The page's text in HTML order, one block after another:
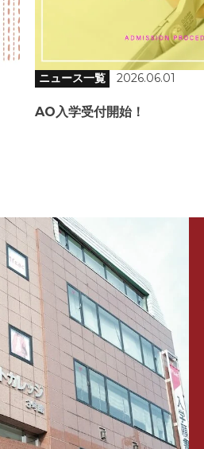
ニュース一覧 2026.06.01
AO入学受付開始！